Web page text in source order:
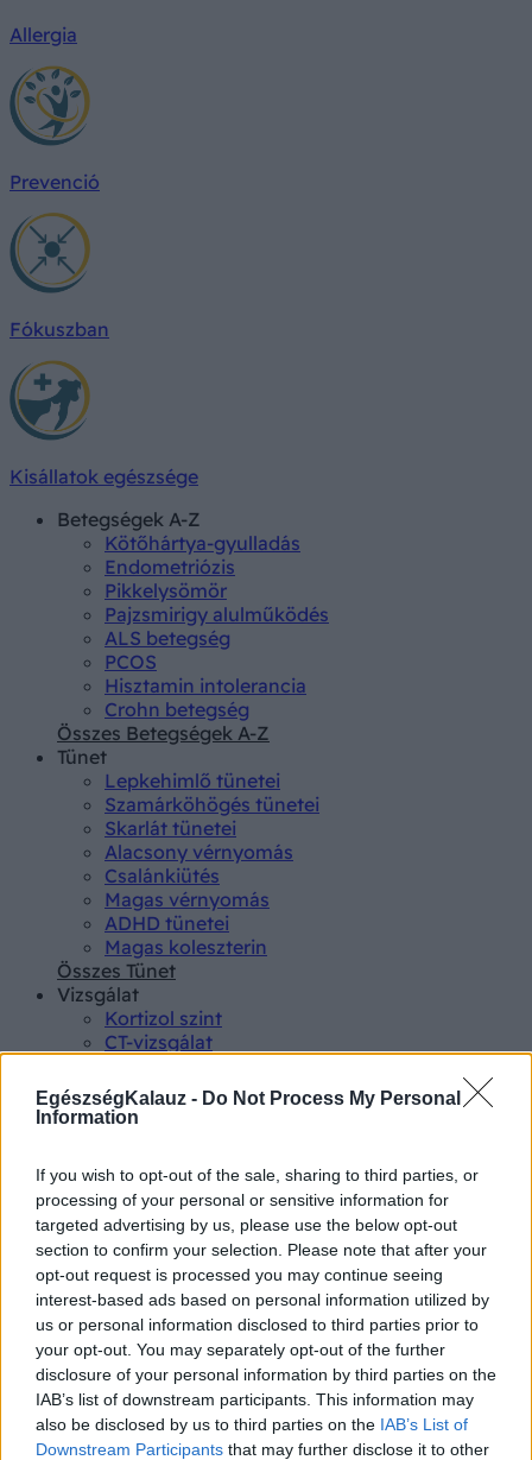
EgészségKalauz - Do Not Process My Personal
Information
If you wish to opt-out of the sale, sharing to third parties, or
processing of your personal or sensitive information for
targeted advertising by us, please use the below opt-out
section to confirm your selection. Please note that after your
opt-out request is processed you may continue seeing
interest-based ads based on personal information utilized by
us or personal information disclosed to third parties prior to
your opt-out. You may separately opt-out of the further
disclosure of your personal information by third parties on the
IAB’s list of downstream participants. This information may
also be disclosed by us to third parties on the IAB’s List of
Downstream Participants that may further disclose it to other
Allergia
Prevenció
Fókuszban
Kisállatok egészsége
Betegségek A-Z
Kötőhártya-gyulladás
Endometriózis
Pikkelysömör
Pajzsmirigy alulműködés
ALS betegség
PCOS
Hisztamin intolerancia
Crohn betegség
Összes Betegségek A-Z
Tünet
Lepkehimlő tünetei
Szamárköhögés tünetei
Skarlát tünetei
Alacsony vérnyomás
Csalánkiütés
Magas vérnyomás
ADHD tünetei
Magas koleszterin
Összes Tünet
Vizsgálat
Kortizol szint
CT-vizsgálat
Triglicerid szint
LDL-koleszterin
EKG
Összes Vizsgálat
Kezelés
Aranyér kezelése
Kemoterápia
Szürkehályog műtét
Vízszerű hasmenés
Afta kezelése
Dagadt boka kezelése
Napallergia kezelése
Fülgyulladás kezelése
Összes Kezelés